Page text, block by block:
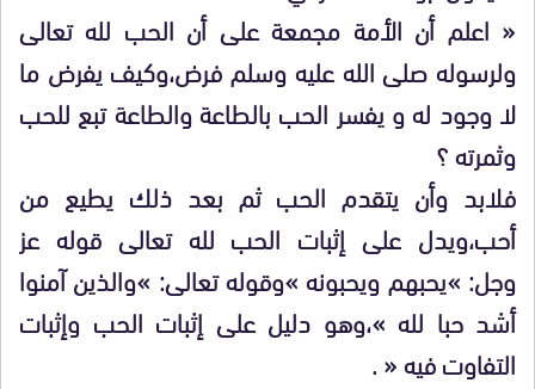
« اعلم أن الأمة مجمعة على أن الحب لله تعالى
ولرسوله صلى الله عليه وسلم فرض،وكيف يفرض ما
لا وجود له و يفسر الحب بالطاعة والطاعة تبع للحب
وثمرته ؟
فلابد وأن يتقدم الحب ثم بعد ذلك يطيع من
أحب،ويدل على إثبات الحب لله تعالى قوله عز
وجل: »يحبهم ويحبونه »وقوله تعالى: »والذين آمنوا
أشد حبا لله »،وهو دليل على إثبات الحب وإثبات
التفاوت فيه « .